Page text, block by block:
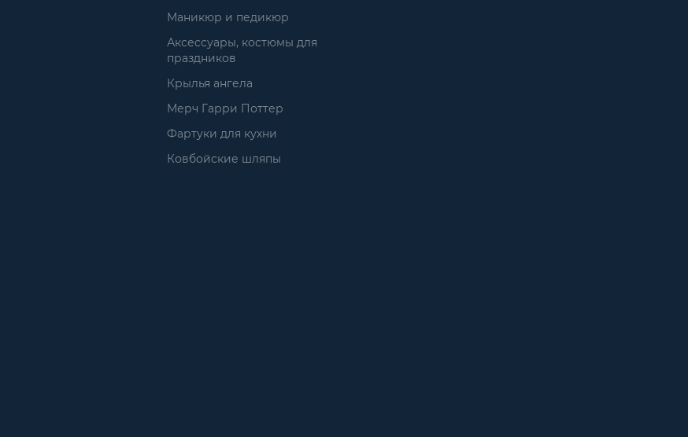
Маникюр и педикюр
Аксессуары, костюмы для
праздников
Крылья ангела
Мерч Гарри Поттер
Фартуки для кухни
Ковбойские шляпы